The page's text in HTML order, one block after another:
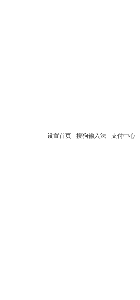
设置首页 - 搜狗输入法 - 支付中心 -